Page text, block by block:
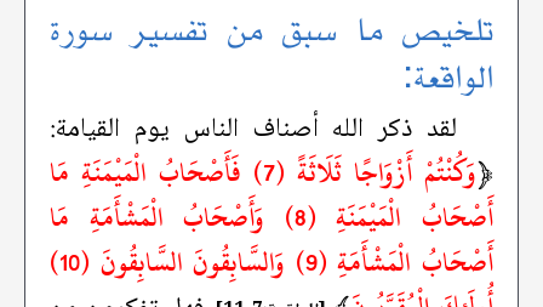
تلخيص ما سبق من تفسير سورة
الواقعة:
لقد ذكر الله أصناف الناس يوم القيامة:
﴿
وَكُنْتُمْ أَزْوَاجًا ثَلَاثَةً (7) فَأَصْحَابُ الْمَيْمَنَةِ مَا
أَصْحَابُ الْمَيْمَنَةِ (8) وَأَصْحَابُ الْمَشْأَمَةِ مَا
أَصْحَابُ الْمَشْأَمَةِ (9) وَالسَّابِقُونَ السَّابِقُونَ (10)